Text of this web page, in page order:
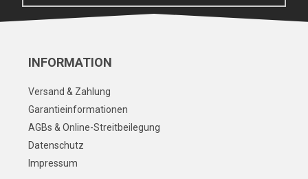
INFORMATION
Versand & Zahlung
Garantieinformationen
AGBs & Online-Streitbeilegung
Datenschutz
Impressum